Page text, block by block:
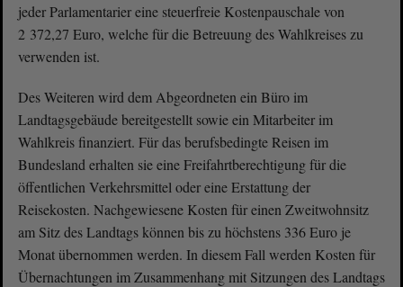
jeder Parlamentarier eine steuerfreie Kostenpauschale von
2 372,27 Euro, welche für die Betreuung des Wahlkreises zu
verwenden ist.
Des Weiteren wird dem Abgeordneten ein Büro im
Landtagsgebäude bereitgestellt sowie ein Mitarbeiter im
Wahlkreis finanziert. Für das berufsbedingte Reisen im
Bundesland erhalten sie eine Freifahrtberechtigung für die
öffentlichen Verkehrsmittel oder eine Erstattung der
Reisekosten. Nachgewiesene Kosten für einen Zweitwohnsitz
am Sitz des Landtags können bis zu höchstens 336 Euro je
Monat übernommen werden. In diesem Fall werden Kosten für
Übernachtungen im Zusammenhang mit Sitzungen des Landtags